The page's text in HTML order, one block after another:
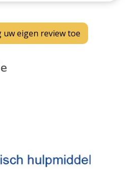
uw eigen review toe